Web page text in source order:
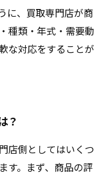
に、買取専門店が商
種類・年式・需要動
な対応をすることが
？
店側としてはいくつ
す。まず、商品の評